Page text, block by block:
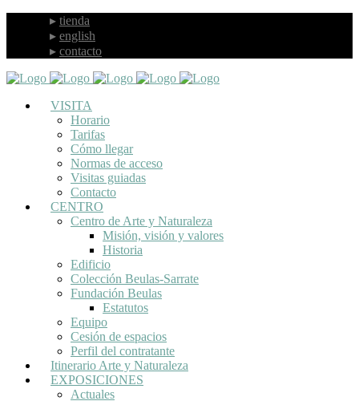
tienda
english
contacto
VISITA
Horario
Tarifas
Cómo llegar
Normas de acceso
Visitas guiadas
Contacto
CENTRO
Centro de Arte y Naturaleza
Misión, visión y valores
Historia
Edificio
Colección Beulas-Sarrate
Fundación Beulas
Estatutos
Equipo
Cesión de espacios
Perfil del contratante
Itinerario Arte y Naturaleza
EXPOSICIONES
Actuales